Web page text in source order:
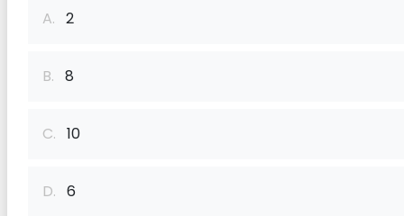
A. 2
B. 8
C. 10
D. 6